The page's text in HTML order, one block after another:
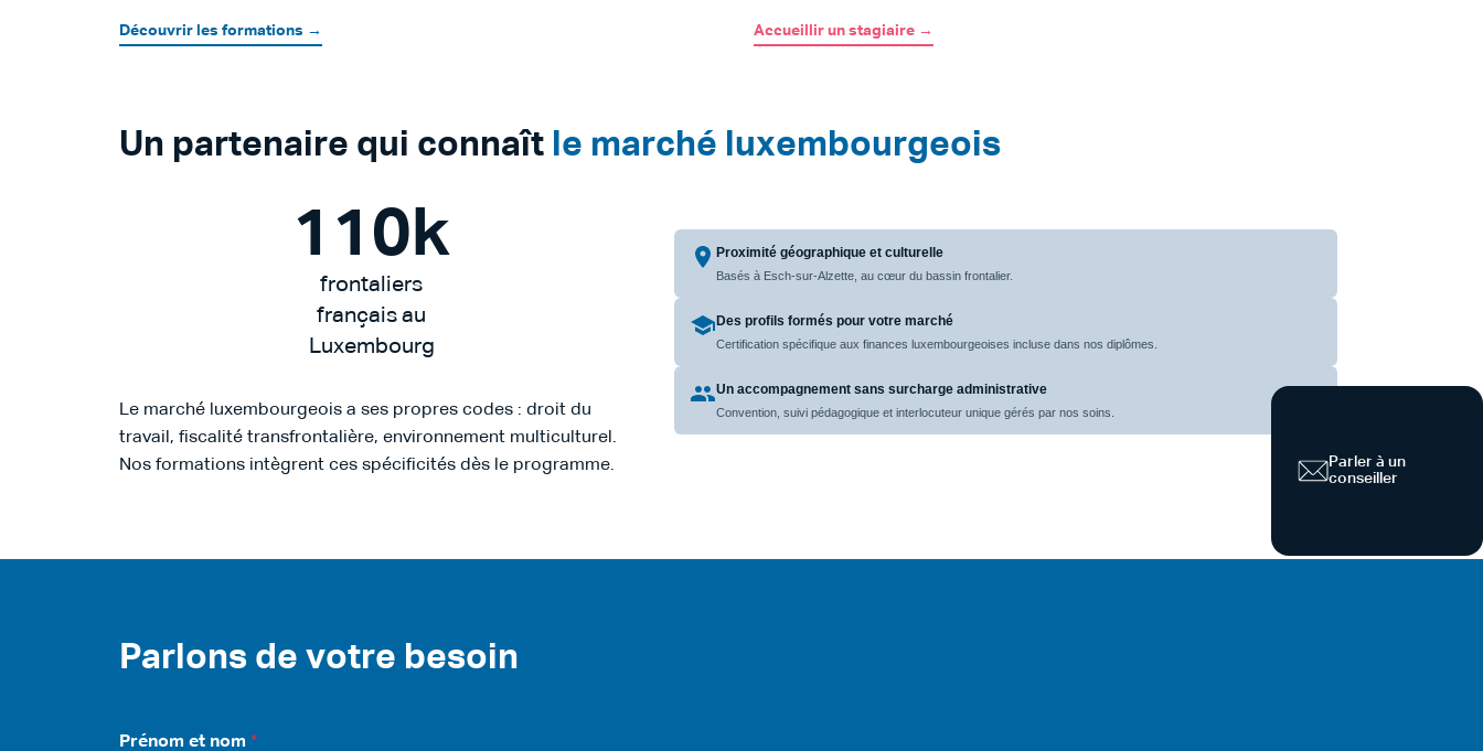
Découvrir les formations → Accueillir un stagiaire →
Un partenaire qui connaît le marché luxembourgeois
110k
frontaliers
français au
Luxembourg
Le marché luxembourgeois a ses propres codes : droit du
travail, fiscalité transfrontalière, environnement multiculturel.
Nos formations intègrent ces spécificités dès le programme.
Proximité géographique et culturelle
Basés à Esch-sur-Alzette, au cœur du bassin frontalier.
Des profils formés pour votre marché
Certification spécifique aux finances luxembourgeoises incluse dans nos diplômes.
Un accompagnement sans surcharge administrative
Convention, suivi pédagogique et interlocuteur unique gérés par nos soins.
Parlons de votre besoin
e
Prénom et nom *
Parler à un
conseiller